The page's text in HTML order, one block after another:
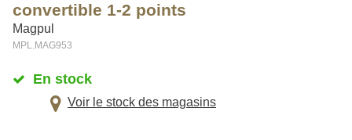
convertible 1-2 points
Magpul
MPL.MAG953
En stock
Voir le stock des magasins